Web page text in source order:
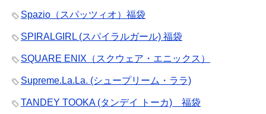
Spazio（スパッツィオ）福袋
SPIRALGIRL (スパイラルガール) 福袋
SQUARE ENIX（スクウェア・エニックス）
Supreme.La.La. (シュープリーム・ララ)
TANDEY TOOKA (タンデイ トーカ) 福袋